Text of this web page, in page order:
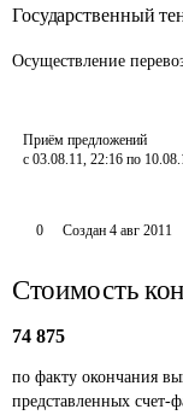
Государственный
Осуществление
Приём предложений
с 03.08.11, 22:16 по
0 Создан 4 авг 2011
Стоимость
74 875
по факту окончания
представленных